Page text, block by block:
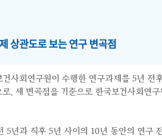
상관도로 보는 연구 변곡점
건사회연구원이 수행한 연구과제를 5년
, 세 변곡점을 기준으로 한국보건사회연
5년과 직후 5년 사이의 10년 동안의 연구